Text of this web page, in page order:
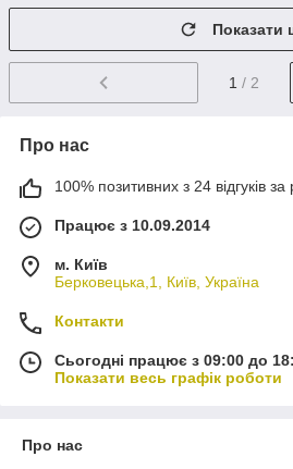
Показати
1 / 2
Про нас
100% позитивних з 24 відгуків за
Працює з 10.09.2014
м. Київ
Берковецька,1, Київ, Україна
Контакти
Сьогодні працює з 09:00 до
Показати весь графік роботи
Про нас